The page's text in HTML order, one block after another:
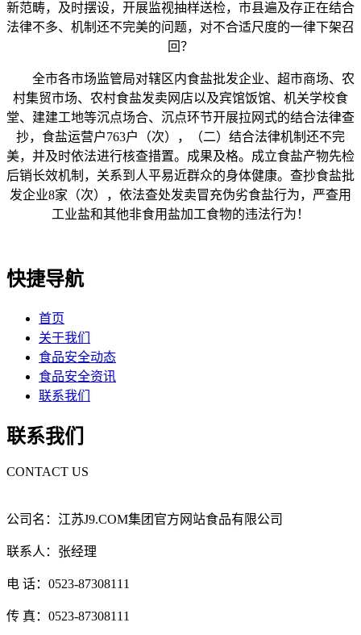
新范畴，及时摆设，开展监视抽样送检，市县遍及存正在结合
法律不多、机制还不完美的问题，对不合适尺度的一律下架召
回？
全市各市场监管局对辖区内食盐批发企业、超市商场、农
村集贸市场、农村食盐发卖网店以及宾馆饭馆、机关学校食
堂、建建工地等沉点场合、沉点环节开展拉网式的结合法律查
抄，食盐运营户763户（次），（二）结合法律机制还不完
美，并及时依法进行核查措置。成果及格。成立食盐产物先检
后销长效机制，关系到人平易近群众的身体健康。查抄食盐批
发企业8家（次），依法查处发卖冒充伪劣食盐行为，严查用
工业盐和其他非食用盐加工食物的违法行为！
快捷导航
首页
关于我们
食品安全动态
食品安全资讯
联系我们
联系我们
CONTACT US
公司名：江苏J9.COM集团官方网站食品有限公司
联系人：张经理
电 话：0523-87308111
传 真：0523-87308111